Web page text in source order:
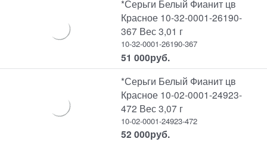
*Серьги Белый Фианит цв
Красное 10-32-0001-26190-
367 Вес 3,01 г
10-32-0001-26190-367
51 000руб.
*Серьги Белый Фианит цв
Красное 10-02-0001-24923-
472 Вес 3,07 г
10-02-0001-24923-472
52 000руб.